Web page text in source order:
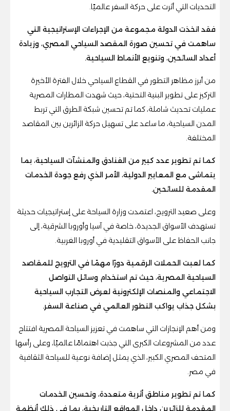
التحديات التي أثرت على حركة السفر عالميًا.
فقد اتخذت الدولة مجموعة من الإجراءات الإستراتيجية التي
ساهمت في تحسين صورة المقصد السياحي المصري، وزيادة
أعداد السائحين، وتنويع الأنماط السياحية.
من أبرز مظاهر التطور في القطاع السياحي خلال الفترة الأخيرة
التركيز على تطوير البنية التحتية، حيث شهدت المطارات المصرية
عمليات تحديث شاملة، كما تم تحسين شبكة الطرق التي تربط
المدن السياحية، ما ساعد على تسهيل حركة الزائرين بين المقاصد
المختلفة.
كما تم تطوير عدد كبير من الفنادق والمنشآت السياحية، بما
يتماشى مع المعايير الدولية، الأمر الذي رفع جودة الخدمات
المقدمة للسائحين.
وعلى صعيد الترويج، اعتمدت وزارة السياحة على إستراتيجيات حديثة
تستهدف الأسواق الجديدة، خاصة في آسيا وأوروبا الشرقية، إلى
جانب الحفاظ على الأسواق التقليدية في أوروبا الغربية.
كما لعبت الحملات الرقمية دورًا مهمًا في الترويج للمقاصد
السياحية المصرية، حيث تم استخدام وسائل التواصل
الاجتماعي والمنصات الإلكترونية لعرض التجارب السياحية
بشكل جذاب يواكب التطور العالمي في صناعة السفر.
ومن أهم الإنجازات التي ساهمت في تعزيز السياحة المصرية افتتاح
عدد من المشروعات الكبرى التي جذبت اهتمامًا عالميًا، وعلى رأسها
المتحف المصري الكبير، الذي يمثل إضافة نوعية للسياحة الثقافية
في مصر.
كما تم تطوير مناطق أثرية متعددة، وتحسين الخدمات
المقدمة للزائرين داخل المواقع التاريخية، بما في ذلك أنظمة